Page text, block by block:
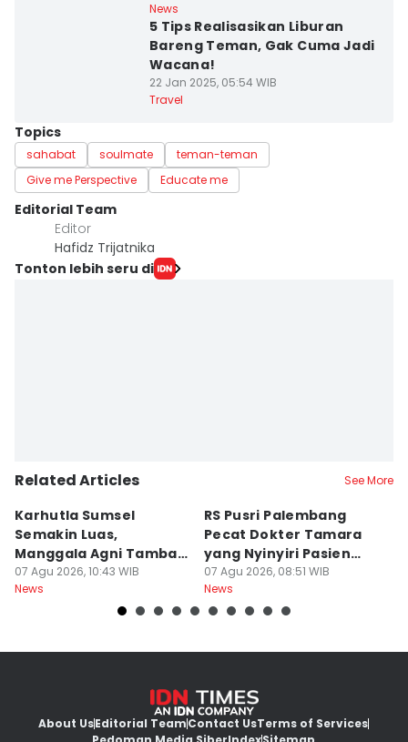
News
5 Tips Realisasikan Liburan
Bareng Teman, Gak Cuma Jadi
Wacana!
22 Jan 2025, 05:54 WIB
Travel
Topics
sahabat soulmate
teman-teman
Give me Perspective
Educate me
Editorial Team
Editor
Hafidz Trijatnika
Tonton lebih seru di
Related Articles See More
Karhutla Sumsel
Semakin Luas,
Manggala Agni Tambah
Regu Pemadam
07 Agu 2026, 10:43 WIB
News
RS Pusri Palembang
Pecat Dokter Tamara
yang Nyinyiri Pasien
Yurizal
07 Agu 2026, 08:51 WIB
News
About UsEditorial TeamContact UsTerms of Services